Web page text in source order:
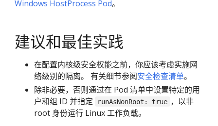
Windows HostProcess Pod。
建议和最佳实践
在配置内核级安全权能之前，你应该考虑实施网
络级别的隔离。 有关细节参阅安全检查清单。
除非必要，否则通过在 Pod 清单中设置特定的用
户和组 ID 并指定
runAsNonRoot: true ，以非
root 身份运行 Linux 工作负载。